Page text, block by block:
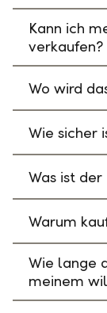
Kann ich
verkaufen?
Wo wird
Wie sicher
Was ist der
Warum
Wie lange
meinem